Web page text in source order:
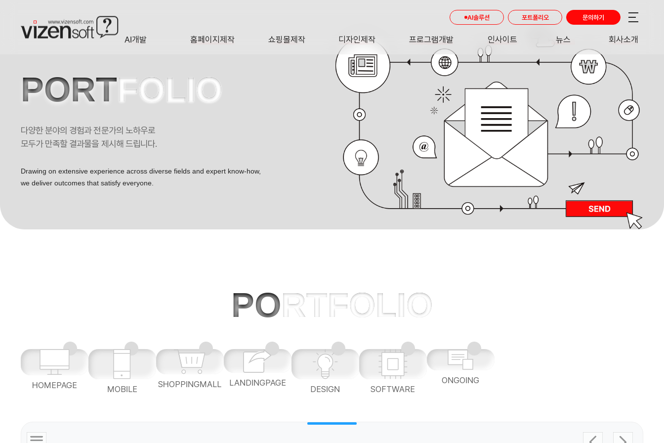
AI개발 홈페이지제작 쇼핑몰제작 디자인제작
DESIGN
프로그램개발
SOFTWARE
인사이트
INSIGHT
뉴스
NEWS
회사소개
AI솔루션 포트폴리오 문의하기
스튜디오6번출구 반응형 기업 홈페이지제작 포트폴리오
PORTFOLIO
다양한 분야의 경험과 전문가의 노하우로
모두가 만족할 결과물을 제시해 드립니다.
Drawing on extensive experience across diverse fields and expert know-how,
we deliver outcomes that satisfy everyone.
PORTFOLIO
HOMEPAGE MOBILE SHOPPINGMALL LANDINGPAGE
DESIGN SOFTWARE
ONGOING